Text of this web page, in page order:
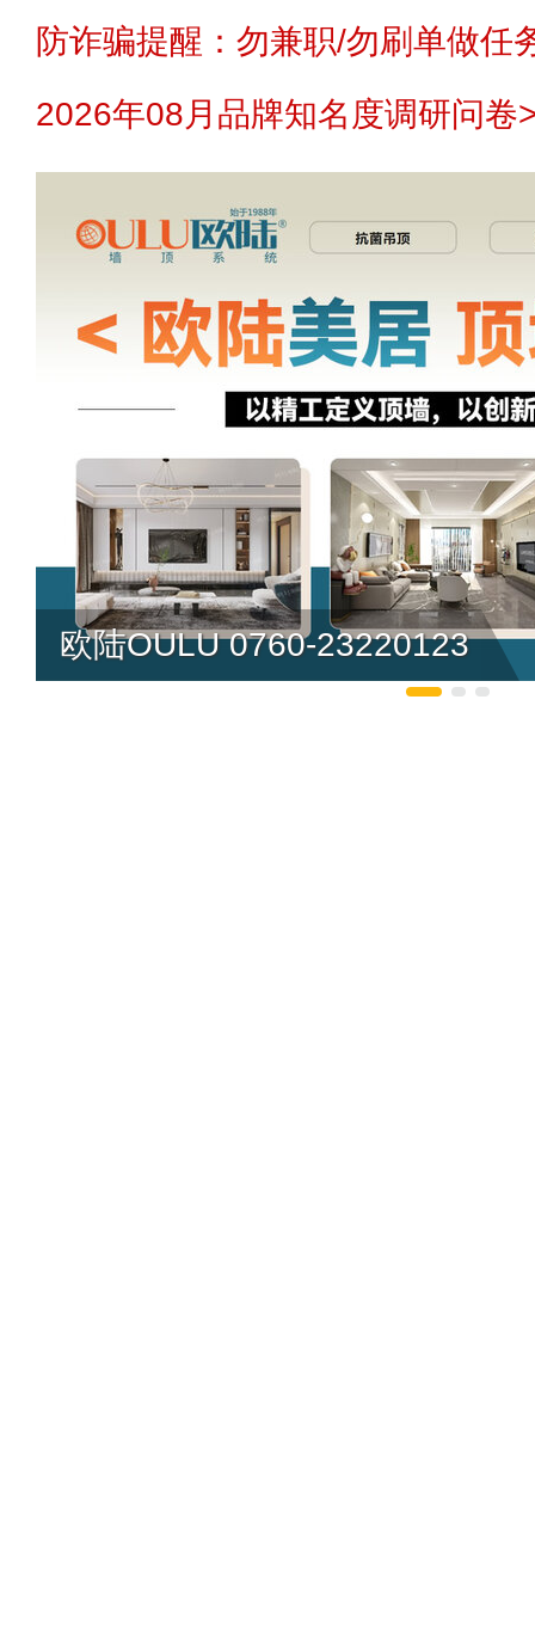
防诈骗提醒：勿兼职/勿刷单做任
2026年08月品牌知名度调研问卷
欧陆OULU 0760-23220123